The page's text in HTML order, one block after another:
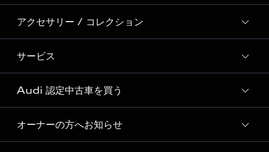
Audi Sport
Formula 1®
デジタルサービス
新車在庫検索
試乗車・展示車検索
見積り依頼
試乗予約
モデル一覧
特別仕様モデル / 限定モデル
e-tronラインアップ
価格シミュレーション
車両比較
アクセサリー / コレクション
純正アクセサリー
オンラインショップ
Audi collection
アウディナビアプリ
サービス
サービス入庫予約
サービスプログラム
メンテナンス
Audi 認定中古車を買う
Audi認定中古車
オーナーの方へお知らせ